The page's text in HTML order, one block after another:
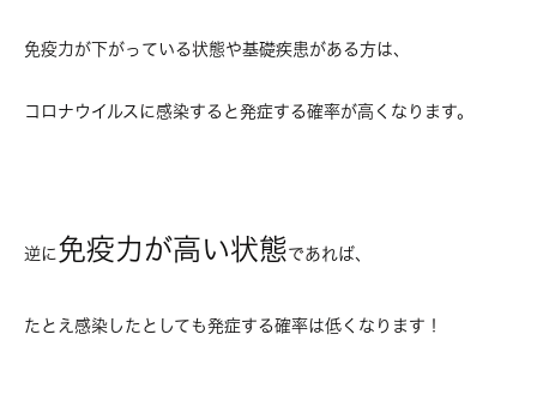
免疫力が下がっている状態や基礎疾患がある方は、
コロナウイルスに感染すると発症する確率が高くなります。
逆に免疫力が高い状態であれば、
たとえ感染したとしても発症する確率は低くなります！